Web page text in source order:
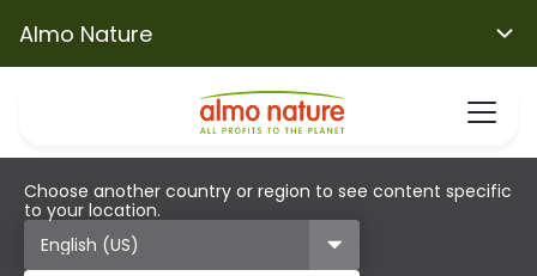
Almo Nature
Choose another country or region to see content specific
to your location.